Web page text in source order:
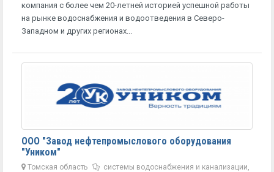
компания c более чем 20-летней историей успешной работы
на рынке водоснабжения и водоотведения в Северо-
Западном и других регионах...
ООО "Завод нефтепромыслового оборудования
"Уником"
Томская область
системы водоснабжения и канализации,